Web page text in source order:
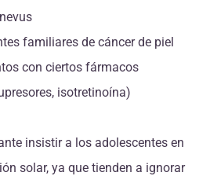
familiares de cáncer de piel
con ciertos fármacos
isotretinoína)
insistir a los adolescentes en
solar, ya que tienden a ignorar